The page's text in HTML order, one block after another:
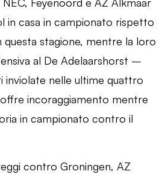
in casa in campionato rispetto
questa stagione, mentre la loro
al De Adelaarshorst –
inviolate nelle ultime quattro
incoraggiamento mentre
in campionato contro il
contro Groningen, AZ